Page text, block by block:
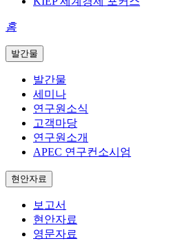
홈
발간물
발간물
세미나
연구원소식
고객마당
연구원소개
APEC 연구컨소시엄
현안자료
보고서
현안자료
영문자료